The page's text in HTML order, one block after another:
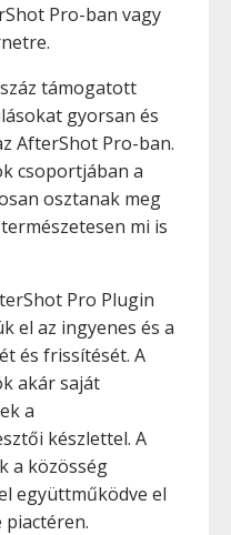
Pro-ban vagy
támogatott
gyorsan és
AfterShot Pro-ban.
csoportjában a
osztanak meg
mi is
Pro Plugin
el az ingyenes és a
és frissítését. A
akár saját
a
készlettel. A
a közösség
együttműködve el